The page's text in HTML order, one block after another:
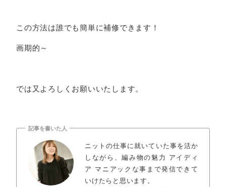
この方法は誰でも簡単に補修できます！
画期的～
では又よろしくお願いいたします。
記事を書いた人
ニットの仕事に就いていた事を活か
しながら、編み物の魅力 アイディ
ア マニアックな事まで発信できて
いけたらと思います。